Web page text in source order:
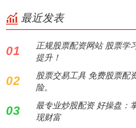
最近发表
01
正规股票配资网站 股票学
提升！
02
股票交易工具 免费股票配
险。
03
最专业炒股配资 好操盘：
现财富